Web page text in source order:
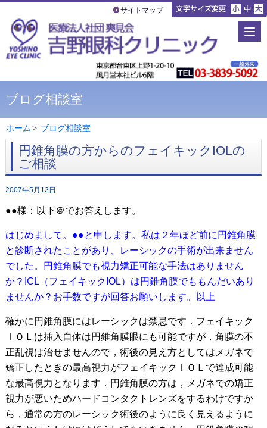
サイトマップ
ブログ相談室
ホーム > ブログ相談室
円錐角膜の方からのフェイキックIOLの
ご相談
2007年5月12日
●●様：以下＠でお答えします。
はじめまして。●●と申します。私は２年ほど前に円錐角膜
と診断されたことがあり、レーシックの手術が出来ません
でした。円錐角膜でも視力矯正可能な手法はありません
か？ICL（フェイキックIOL）は円錐角膜でももんだいあり
ませんか？お手数ですが回答お願いします。以上
確かに円錐角膜にはレーシックは禁忌です．フェイキック
ＩＯＬは挿入自体は円錐角膜眼にも可能ですが，角膜の不
正乱視は治せませんので，術後の見え方としてはメガネで
矯正したときの最高視力がフェイキックＩＯＬで達成可能
な最高視力となります．円錐角膜の方は，メガネでの矯正
視力が悪いためハードコンタクトレンズをするわけですか
ら，通常の方のレーシック術後のように良く見えるように